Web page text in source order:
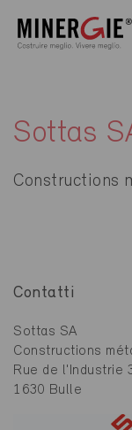
Sottas
Constructions
Contatti
Sottas SA
Constructions
Rue de l'Industrie
1630 Bulle